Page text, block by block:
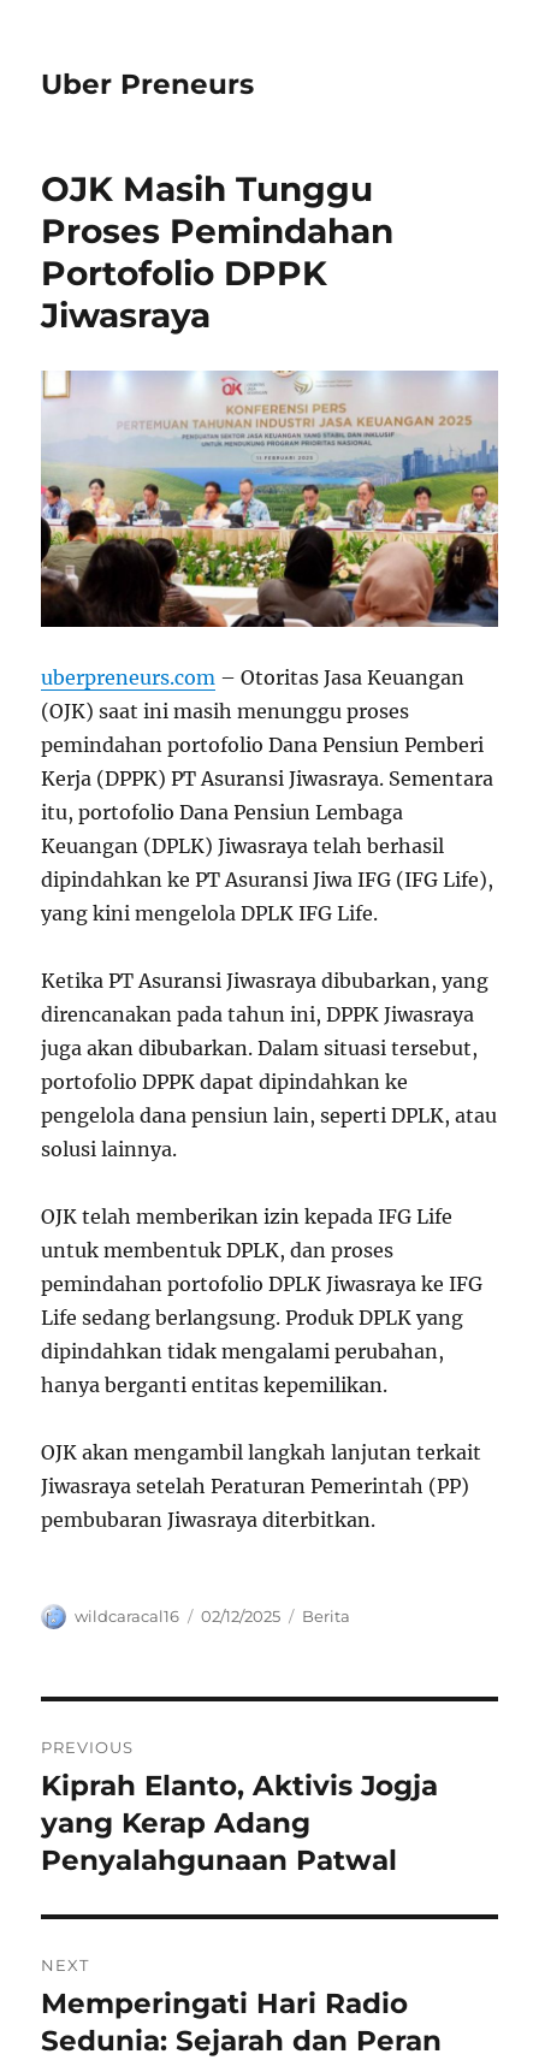
Uber Preneurs
OJK Masih Tunggu
Proses Pemindahan
Portofolio DPPK
Jiwasraya
uberpreneurs.com – Otoritas Jasa Keuangan
(OJK) saat ini masih menunggu proses
pemindahan portofolio Dana Pensiun Pemberi
Kerja (DPPK) PT Asuransi Jiwasraya. Sementara
itu, portofolio Dana Pensiun Lembaga
Keuangan (DPLK) Jiwasraya telah berhasil
dipindahkan ke PT Asuransi Jiwa IFG (IFG Life),
yang kini mengelola DPLK IFG Life.
Ketika PT Asuransi Jiwasraya dibubarkan, yang
direncanakan pada tahun ini, DPPK Jiwasraya
juga akan dibubarkan. Dalam situasi tersebut,
portofolio DPPK dapat dipindahkan ke
pengelola dana pensiun lain, seperti DPLK, atau
solusi lainnya.
OJK telah memberikan izin kepada IFG Life
untuk membentuk DPLK, dan proses
pemindahan portofolio DPLK Jiwasraya ke IFG
Life sedang berlangsung. Produk DPLK yang
dipindahkan tidak mengalami perubahan,
hanya berganti entitas kepemilikan.
OJK akan mengambil langkah lanjutan terkait
Jiwasraya setelah Peraturan Pemerintah (PP)
pembubaran Jiwasraya diterbitkan.
Author
wildcaracal16
Posted
02/12/2025 Categories
Berita
pos
PREVIOUS
Previous
post:
Kiprah Elanto, Aktivis Jogja
yang Kerap Adang
Penyalahgunaan Patwal
NEXT
Next
post:
Memperingati Hari Radio
Sedunia: Sejarah dan Peran